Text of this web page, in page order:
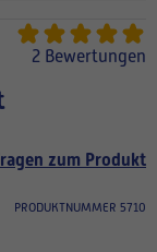
2 Bewertungen
zum Produkt
PRODUKTNUMMER 5710